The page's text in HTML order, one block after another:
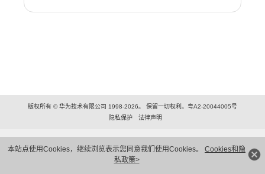
本站点使用Cookies，继续浏览表示您同意我们使用Cookies。 Cookies和隐
私政策>
版权所有 © 华为技术有限公司 1998-2026。 保留一切权利。粤A2-20044005号
隐私保护
法律声明